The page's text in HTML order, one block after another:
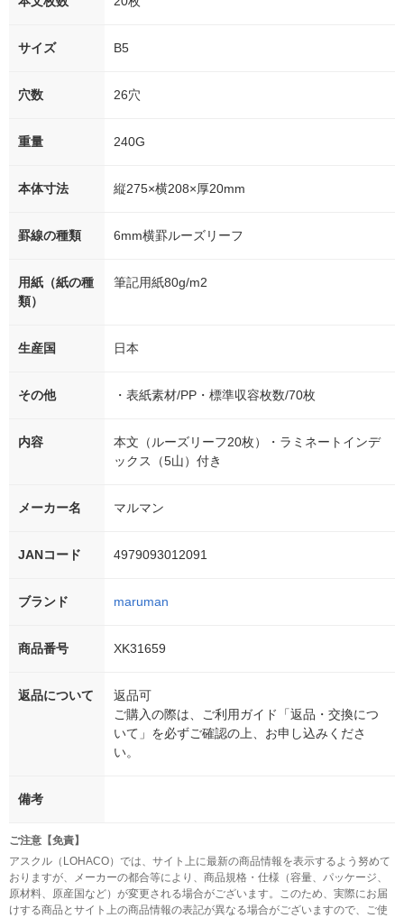
サイズ B5
穴数 26穴
重量 240G
本体寸法 縦275×横208×厚20mm
罫線の種類 6mm横罫ルーズリーフ
用紙（紙の種
類）
筆記用紙80g/m2
生産国 日本
その他 ・表紙素材/PP・標準収容枚数/70枚
内容
本文（ルーズリーフ20枚）・ラミネートインデ
ックス（5山）付き
メーカー名 マルマン
JANコード 4979093012091
ブランド maruman
商品番号 XK31659
返品について
返品可
ご購入の際は、ご利用ガイド「返品・交換につ
いて」を必ずご確認の上、お申し込みくださ
い。
備考
ご注意【免責】
アスクル（LOHACO）では、サイト上に最新の商品情報を表示するよう努めて
おりますが、メーカーの都合等により、商品規格・仕様（容量、パッケージ、
原材料、原産国など）が変更される場合がございます。このため、実際にお届
けする商品とサイト上の商品情報の表記が異なる場合がございますので、ご使